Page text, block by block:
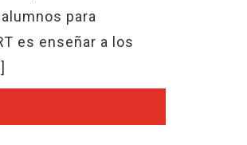
para
es enseñar a los